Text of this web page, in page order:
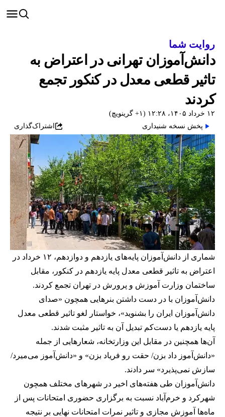
روایت شما
دانش‌آموزان تهرانی در اعتراض به
تاثیر قطعی معدل در کنکور تجمع
کردند
۱۲ خرداد ۱۴۰۵، ۱۲:۲۸ (‎+۱ گرینویچ)
پخش نسخه شنیداری
اشتراک‌گذاری
شماری از دانش‌آموزان پایه‌های یازدهم و دوازدهم، ۱۲ خرداد در
اعتراض به تاثیر قطعی معدل پایه یازدهم در کنکور، مقابل
ساختمان وزارت آموزش و پرورش در تهران تجمع کردند.
دانش‌آموزان با در دست داشتن بنرهایی همچون «صدای
دانش‌آموزان ایران را بشنوید»، خواستار لغو تاثیر قطعی معدل
پایه یازدهم یا دست‌کم تبدیل آن به تاثیر مثبت شدند.
آن‌ها همچنین در مقابل این وزارتخانه، شعارهایی از جمله
«دانش‌آموز داد بزن/ حقت رو فریاد بزن» و «دانش‌آموز می‌میرد/
سازش نمی‌پذیرد» سر دادند.
دانش‌آموزان طی هفته‌های اخیر در شهرهای مختلف همچون
شهرکرد و خرم‌آباد نسبت به برگزاری حضوری امتحانات پس از
ماه‌ها آموزش مجازی و تاثیر نمرات امتحانات نهایی بر نتیجه